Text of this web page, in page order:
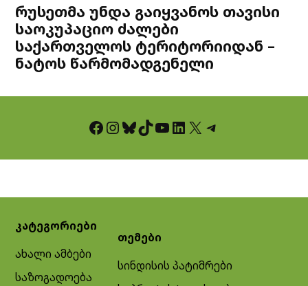
რუსეთმა უნდა გაიყვანოს თავისი
საოკუპაციო ძალები
საქართველოს ტერიტორიიდან –
ნატოს წარმომადგენელი
Facebook InstagramBluesky TikTok YouTube LinkedIn X Telegram
კატეგორიები
ახალი ამბები
საზოგადოება
თემები
სინდისის პატიმრები